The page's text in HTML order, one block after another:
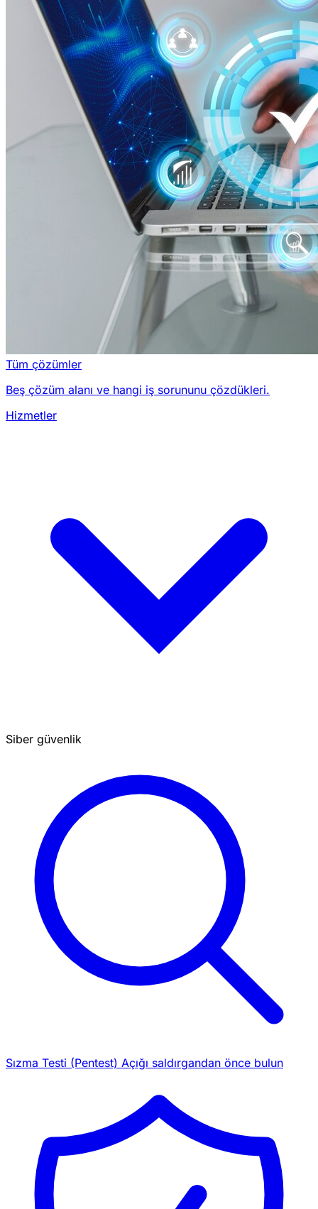
Tüm çözümler
Beş çözüm alanı ve hangi iş sorununu çözdükleri.
Hizmetler
Siber güvenlik
Sızma Testi (Pentest) Açığı saldırgandan önce bulun